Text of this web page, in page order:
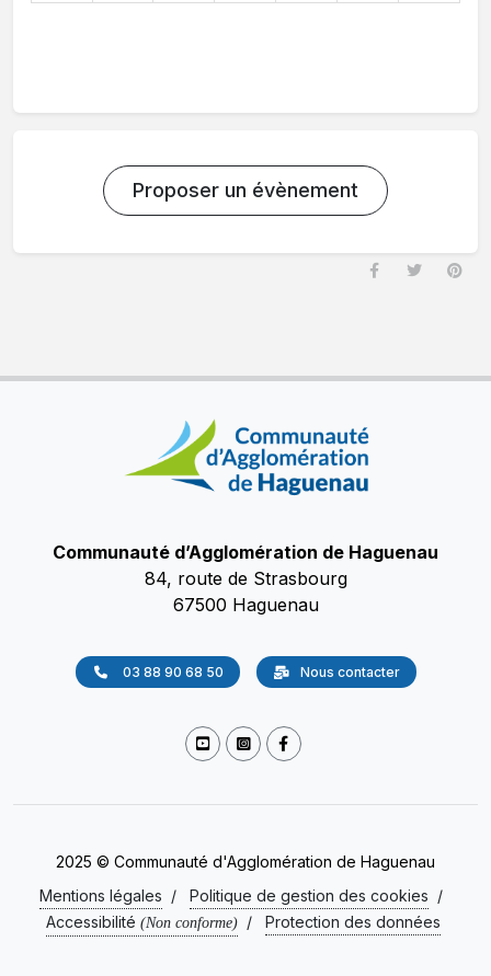
Proposer un évènement
Communauté d’Agglomération de Haguenau
84, route de Strasbourg
67500 Haguenau
03 88 90 68 50 Nous contacter
2025 © Communauté d'Agglomération de Haguenau
Mentions légales / Politique de gestion des cookies /
Accessibilité (Non conforme) / Protection des données